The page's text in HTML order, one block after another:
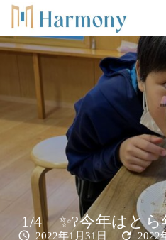
1/4 ✨?今年はとら
schedule 2022年1月31日 refresh 2022